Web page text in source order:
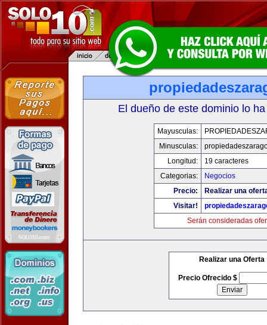
El dueño de este dominio lo
Mayusculas:
Minusculas:
Longitud:
19 caracteres
Categorias:
Negocios
Precio:
Realizar una
Visitar!
Serán consideradas
Realizar una Oferta
Precio Ofrecido $